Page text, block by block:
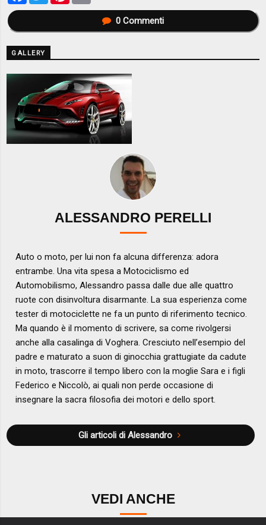
0Commenti
GALLERY
ALESSANDRO PERELLI
Auto o moto, per lui non fa alcuna differenza: adora
entrambe. Una vita spesa a Motociclismo ed
Automobilismo, Alessandro passa dalle due alle quattro
ruote con disinvoltura disarmante. La sua esperienza come
tester di motociclette ne fa un punto di riferimento tecnico.
Ma quando è il momento di scrivere, sa come rivolgersi
anche alla casalinga di Voghera. Cresciuto nell’esempio del
padre e maturato a suon di ginocchia grattugiate da cadute
in moto, trascorre il tempo libero con la moglie Sara e i figli
Federico e Niccolò, ai quali non perde occasione di
insegnare la sacra filosofia dei motori e dello sport.
Gli articoli di Alessandro
VEDI ANCHE